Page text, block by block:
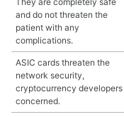
and do not threaten the
patient with any
complications.
ASIC cards threaten the
network security,
cryptocurrency developers
concerned.